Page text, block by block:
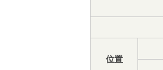
位置